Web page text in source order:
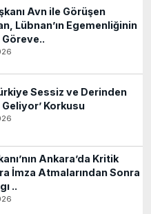
Avn ile Görüşen
Lübnan’ın Egemenliğinin
Sessiz ve Derinden
Korkusu
Ankara’da Kritik
İmza Atmalarından Sonra
..